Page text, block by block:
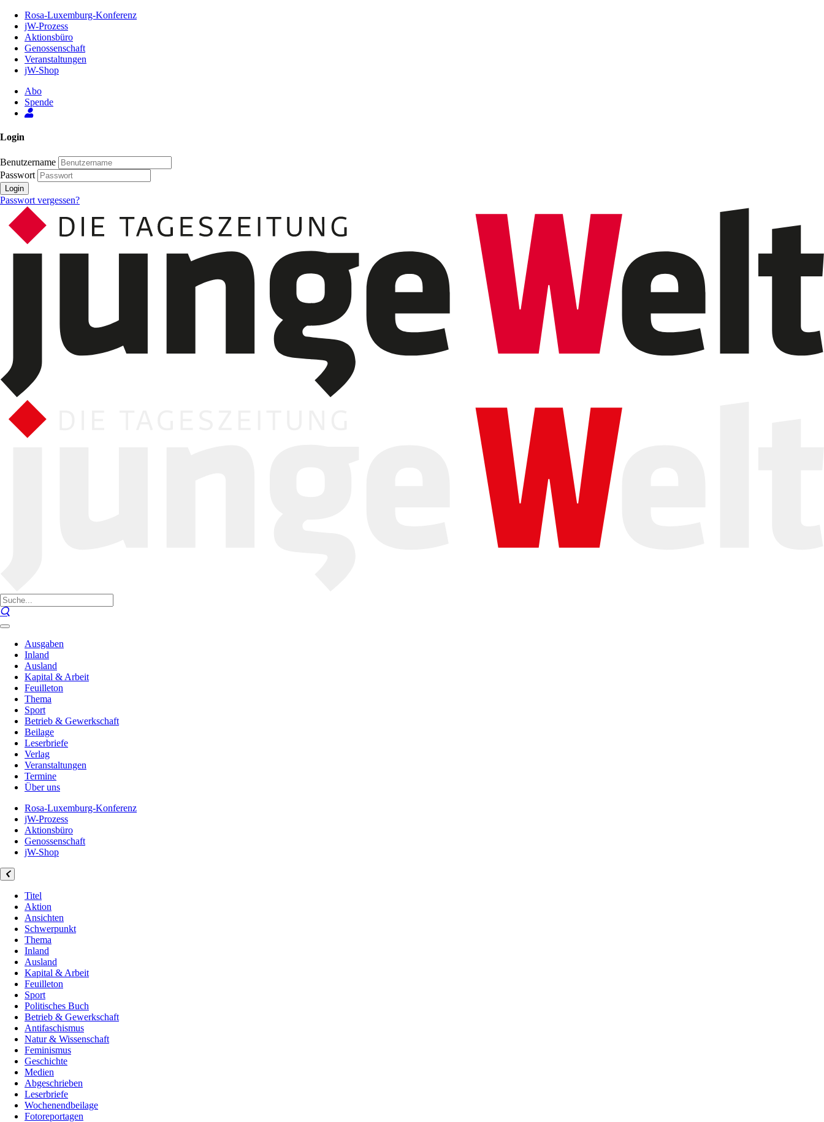
Inhalt
Seite
Rosa-Luxemburg-Konferenz
jW-Prozess
Aktionsbüro
Genossenschaft
Veranstaltungen
jW-Shop
Abo
Spende
Login
Benutzername
Passwort
Login
Passwort vergessen?
Ausgaben
Inland
Ausland
Kapital & Arbeit
Feuilleton
Thema
Sport
Betrieb & Gewerkschaft
Beilage
Leserbriefe
Verlag
Veranstaltungen
Termine
Über uns
Rosa-Luxemburg-Konferenz
jW-Prozess
Aktionsbüro
Genossenschaft
jW-Shop
Titel
Aktion
Ansichten
Schwerpunkt
Thema
Inland
Ausland
Kapital & Arbeit
Feuilleton
Sport
Politisches Buch
Betrieb & Gewerkschaft
Antifaschismus
Natur & Wissenschaft
Feminismus
Geschichte
Medien
Abgeschrieben
Leserbriefe
Wochenendbeilage
Fotoreportagen